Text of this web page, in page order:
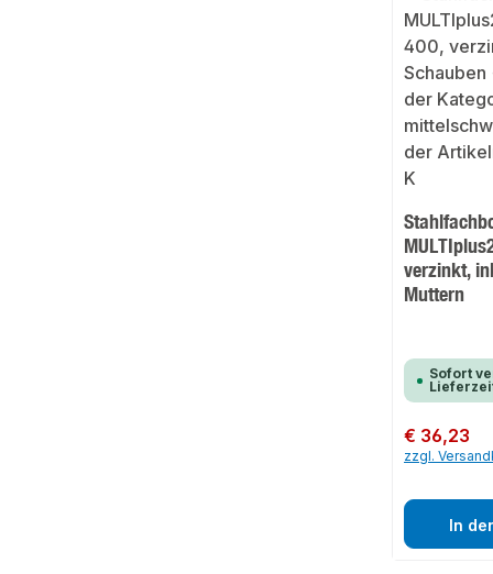
verzinkt,
Muttern
Sofort
Regulärer Preis:
€ 36,23
zzgl.
In